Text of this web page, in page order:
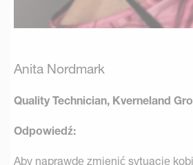
Anita Nordmark
Quality Technician, Kverneland
Odpowiedź:
Aby naprawdę zmienić sytuację